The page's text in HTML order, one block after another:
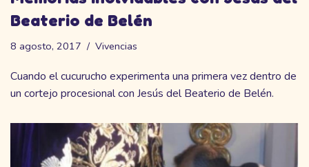
Beaterio de Belén
8 agosto, 2017 Vivencias
Cuando el cucurucho experimenta una primera vez dentro de
un cortejo procesional con Jesús del Beaterio de Belén.